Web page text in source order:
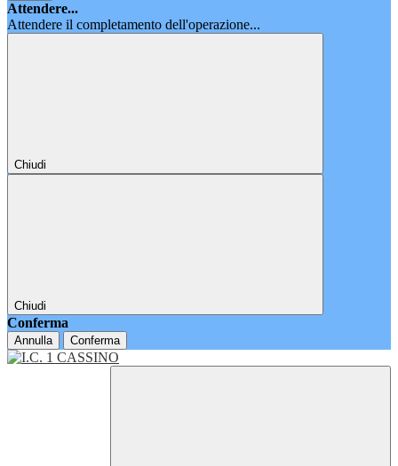
Attendere...
Attendere il completamento dell'operazione...
Chiudi
Chiudi
Conferma
Annulla Conferma